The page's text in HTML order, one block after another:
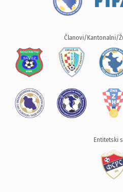
Članovi/Kantonalni/
Entitetski